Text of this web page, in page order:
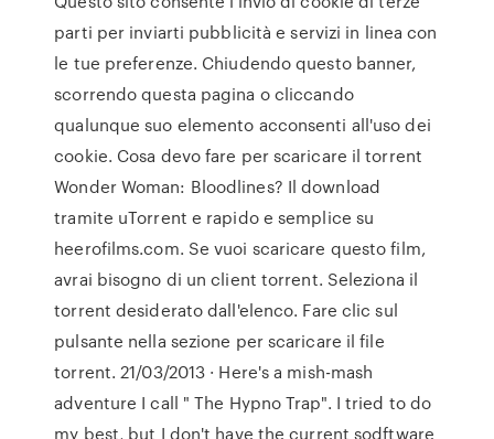
parti per inviarti pubblicità e servizi in linea con
le tue preferenze. Chiudendo questo banner,
scorrendo questa pagina o cliccando
qualunque suo elemento acconsenti all'uso dei
cookie. Cosa devo fare per scaricare il torrent
Wonder Woman: Bloodlines? Il download
tramite uTorrent e rapido e semplice su
heerofilms.com. Se vuoi scaricare questo film,
avrai bisogno di un client torrent. Seleziona il
torrent desiderato dall'elenco. Fare clic sul
pulsante nella sezione per scaricare il file
torrent. 21/03/2013 · Here's a mish-mash
adventure I call " The Hypno Trap". I tried to do
my best, but I don't have the current sodftware